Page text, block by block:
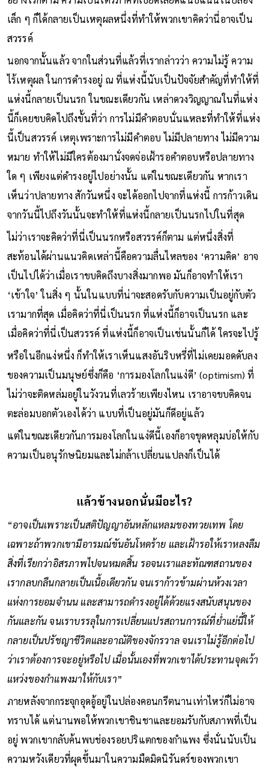
อย่างไรก็ตาม ความเป็นไตรภาคีที่เบียดเสียดแนบแน่นในปล่อง
เล็ก ๆ ก็ได้กลายเป็นเหตุผลหนึ่งที่ทำให้พวกเขาคิดว่านี่อาจเป็น
นอกจากนั้นแล้ว จากในส่วนที่แล้วที่เรากล่าวว่า ความไม่รู้ ความ
ไร้เหตุผล ในการดำรงอยู่ ณ ที่แห่งนี้นับเป็นปัจจัยสำคัญที่ทำให้ที่
แห่งนี้กลายเป็นนรก ในขณะเดียวกัน เหล่าดวงวิญญาณในที่แห่ง
นี้ก็เคยขบคิดไปถึงขั้นที่ว่า การไม่มีคำตอบนั่นแหละที่ทำให้ที่แห่ง
นี้เป็นสวรรค์ เหตุเพราะการไม่มีคำตอบ ไม่มีปลายทาง ไม่มีความ
หมาย ทำให้ไม่มีใครต้องมานั่งจดจ่อเฝ้ารอคำตอบหรือปลายทาง
ใด ๆ เพียงแต่ดำรงอยู่ไปอย่างนั้น แต่ในขณะเดียวกัน หากเรา
เห็นว่าปลายทาง สักวันหนึ่ง จะได้ออกไปจากที่แห่งนี้ การก้าวเดิน
จากวันนี้ไปถึงวันนั้นจะทำให้ที่แห่งนี้กลายเป็นนรกไปในที่สุด
ไม่ว่าเราจะคิดว่าที่นี่เป็นนรกหรือสวรรค์ก็ตาม แต่หนึ่งสิ่งที่
สะท้อนได้ผ่านแนวคิดเหล่านี้คือความลื่นไหลของ ‘ความคิด’ อาจ
เป็นไปได้ว่าเมื่อเราขบคิดถึงบางสิ่งมากพอ มันก็อาจทำให้เรา
‘เข้าใจ’ ในสิ่ง ๆ นั้นในแบบที่น่าจะสอดรับกับความเป็นอยู่กับตัว
เรามากที่สุด เมื่อคิดว่าที่นี่เป็นนรก ที่แห่งนี้ก็อาจเป็นนรก และ
เมื่อคิดว่าที่นี่เป็นสวรรค์ ที่แห่งนี้ก็อาจเป็นเช่นนั้นก็ได้ ใครจะไปรู้
หรือในอีกแง่หนึ่ง ก็ทำให้เราเห็นแสงอันริบหรี่ที่ไม่เคยมอดดับลง
ของความเป็นมนุษย์ซึ่งก็คือ ‘การมองโลกในแง่ดี’ (optimism) ที่
ไม่ว่าจะติดหล่มอยู่ในวังวนที่เลวร้ายเพียงไหน เราอาจขบคิดจน
ตะล่อมบอกตัวเองได้ว่า แบบที่เป็นอยู่มันก็ดีอยู่แล้ว
แต่ในขณะเดียวกันการมองโลกในแง่ดีนี้เองก็อาจขุดหลุมบ่อให้กับ
แล้วข้างนอกนั่นมีอะไร?
“อาจเป็นเพราะเป็นสติปัญญาอันหลักแหลมของทวยเทพ โดย
เฉพาะถ้าพวกเขามีอารมณ์ขันอันโหดร้าย และเฝ้ารอให้เราหลงลืม
สิ่งที่เรียกว่าอิสรภาพไปจนหมดสิ้น รอจนเราและทัณฑสถานของ
เรากลบกลืนกลายเป็นเนื้อเดียวกัน จนเราก้าวข้ามผ่านห้วงเวลา
แห่งการยอมจำนน และสามารถดำรงอยู่ได้ด้วยแรงสนับสนุนของ
กันและกัน จนเราบรรลุในการเปลี่ยนแปรสถานการณ์ที่ย่ำแย่นี้ให้
กลายเป็นปรัชญาชีวิตและอาณัติของจักรวาล จนเราไม่รู้อีกต่อไป
ว่าเราต้องการจะอยู่หรือไป เมื่อนั้นเองที่พวกเขาได้ประทานจุดเว้า
แหว่งของกำแพงมาให้กับเรา
ภายหลังจากกระจุกอุดอู้อยู่ในปล่องคอนกรีตนานเท่าไหร่ก็ไม่อาจ
ทราบได้ แต่นานพอให้พวกเขาชินชาและยอมรับกับสภาพที่เป็น
อยู่ พวกเขากลับค้นพบช่องรอยปริแตกของกำแพง ซึ่งนั่นนับเป็น